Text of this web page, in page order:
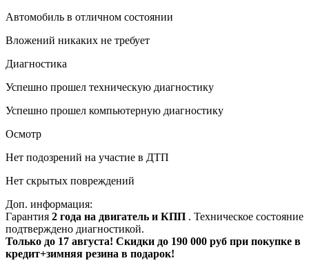
Автомобиль в отличном состоянии
Вложений никаких не требует
Диагностика
Успешно прошел техническую диагностику
Успешно прошел компьютерную диагностику
Осмотр
Нет подозрений на участие в ДТП
Нет скрытых повреждений
Доп. информация:
Гарантия 2 года на двигатель и КПП . Техническое состояние
подтверждено диагностикой.
Только до 17 августа! Скидки до 190 000 руб при покупке в
кредит+зимняя резина в подарок!